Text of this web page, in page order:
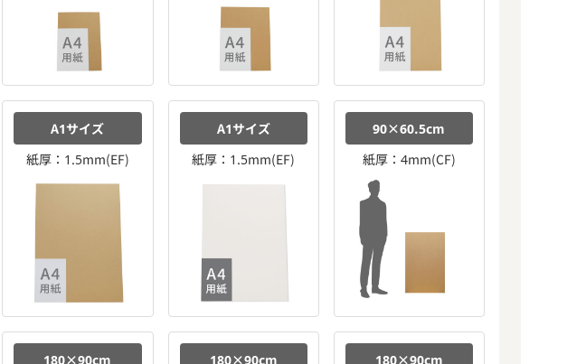
A1サイズ
紙厚：1.5mm(EF)
A1サイズ
紙厚：1.5mm(EF)
90×60.5cm
紙厚：4mm(CF)
180×90cm
180×90cm
180×90cm